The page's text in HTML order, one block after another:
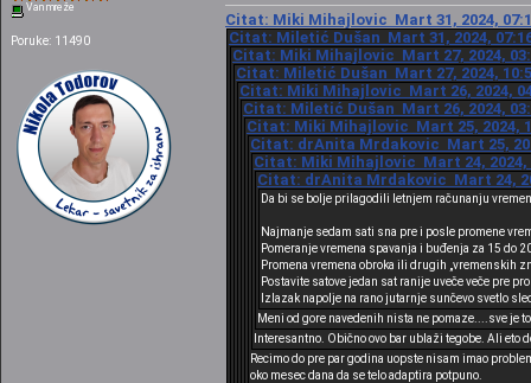
Van mreže
Poruke: 11490
Citat: Miki Mihajlovic Mart 31, 2024,
Citat: Miletić Dušan Mart 31, 2024,
Citat: Miki Mihajlovic Mart 27, 2024,
Citat: Miletić Dušan Mart 27, 2024,
Citat: Miki Mihajlovic Mart 26, 2024,
Citat: Miletić Dušan Mart 26, 2024,
Citat: Miki Mihajlovic Mart 25, 2024,
Citat: drAnita Mrdakovic Mart 25,
Citat: Miki Mihajlovic Mart 24, 2024,
Citat: drAnita Mrdakovic Mart 24,
Da bi se bolje prilagodili letnjem računanju
Najmanje sedam sati sna pre i posle promene
Pomeranje vremena spavanja i buđenja za 15 do
Promena vremena obroka ili drugih „vremenskih
Postavite satove jedan sat ranije uveče veče pre
Izlazak napolje na rano jutarnje sunčevo svetlo
Meni od gore navedenih nista ne pomaze....sve je
Interesantno. Obično ovo bar ublaži tegobe. Ali eto
Recimo do pre par godina uopste nisam imao
oko mesec dana da se telo adaptira potpuno.